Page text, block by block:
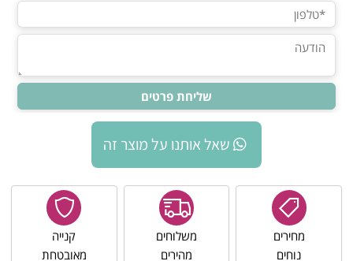
שאל אותנו על מוצר זה
מחירים
נוחים
משלוחים
מהירים
קנייה
מאובטחת